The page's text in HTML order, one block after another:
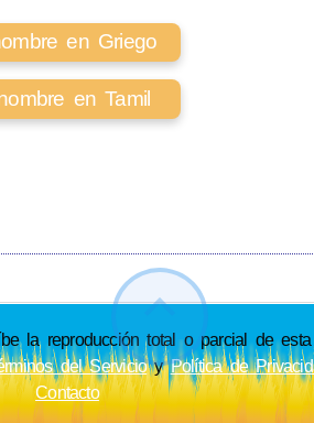
en Griego
en Tamil
la reproducción total o parcial de
del ServicioyPolítica de
Contacto